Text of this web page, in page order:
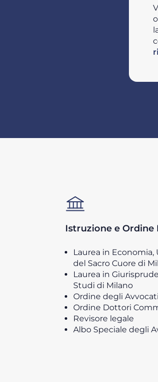
Istruzione e Ordine
Laurea in
del Sacro Cuore di
Laurea in
Studi di Milano
Ordine degli
Ordine Dottori
Revisore legale
Albo Speciale degli